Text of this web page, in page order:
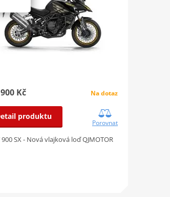
Kč Na dotaz
produktu
Porovnat
900 SX - Nová vlajková loď QJMOTOR